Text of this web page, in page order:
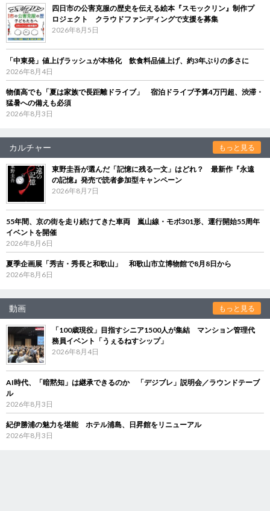
四日市の公害克服の歴史を伝える絵本『スモックリン』制作プ
ロジェクト クラウドファンディングで支援を募集
2026年8月5日
「中東発」値上げラッシュが本格化 飲食料品値上げ、約3年ぶりの多さに
2026年8月4日
物価高でも「夏は家族で長距離ドライブ」 宿泊ドライブ予算4万円超、渋滞・
猛暑への備えも必須
2026年8月3日
カルチャー もっと見る
東野圭吾が選んだ「記憶に残る一文」はどれ？ 最新作『永遠
の記憶』発売で読者参加型キャンペーン
2026年8月7日
55年間、京の街を走り続けてきた車両 嵐山線・モボ301形、運行開始55周年
イベントを開催
2026年8月6日
夏季企画展「秀吉・秀長と和歌山」 和歌山市立博物館で8月8日から
2026年8月6日
動画 もっと見る
「100歳現役」目指すシニア1500人が集結 マンション管理代
務員イベント「うぇるねすシップ」
2026年8月4日
AI時代、「暗黙知」は継承できるのか 「デジブレ」説明会／ラウンドテーブ
ル
2026年8月3日
紀伊勝浦の魅力を堪能 ホテル浦島、日昇館をリニューアル
2026年8月3日